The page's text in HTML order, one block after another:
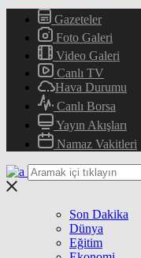
Gazeteler
Foto Galeri
Video Galeri
Canlı TV
Hava Durumu
Canlı Borsa
Yayın Akışları
Namaz Vakitleri
Son Dakika
Dünya
Eğitim